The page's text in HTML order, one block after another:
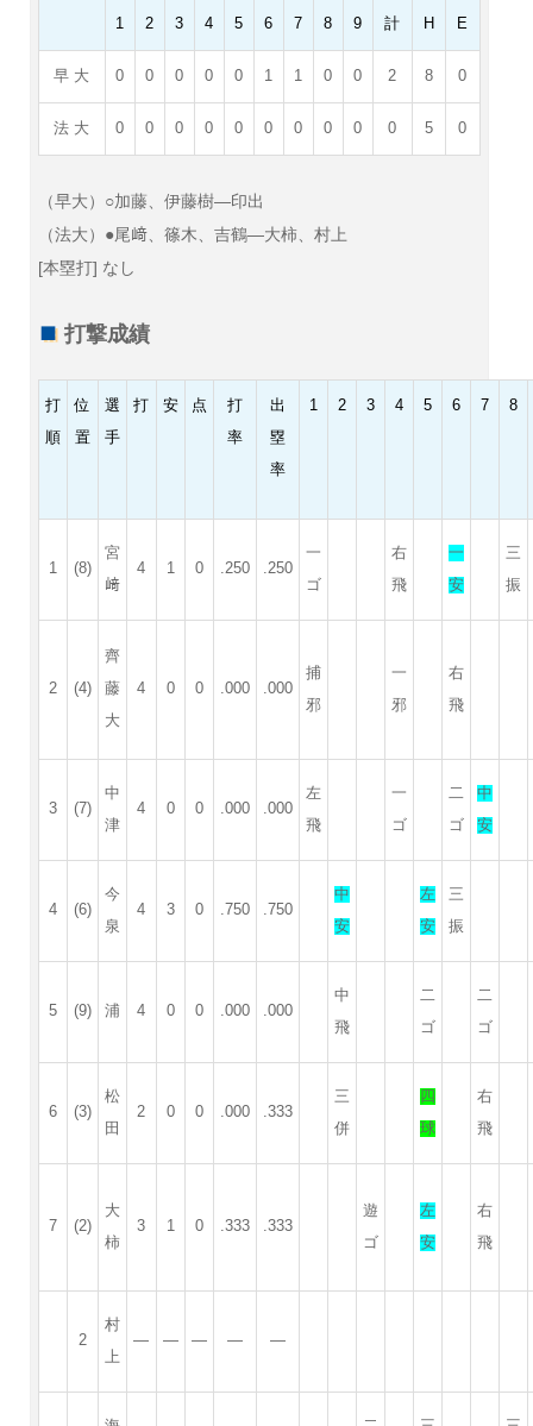
1 2 3 4 5 6 7 8 9 計 H E
早 大 0 0 0 0 0 1 1 0 0 2 8 0
法 大 0 0 0 0 0 0 0 0 0 0 5 0
（早大）○加藤、伊藤樹—印出
（法大）●尾﨑、篠木、吉鶴—大柿、村上
[本塁打] なし
打撃成績
打
順
位
置
選
手
打 安 点
打
率
出
塁
率
1 2 3 4 5 6 7 8
1 (8)
宮
﨑
4 1 0 .250 .250
一
ゴ
右
飛
一
安
三
振
2 (4)
齊
藤
大
4 0 0 .000 .000
捕
邪
一
邪
右
飛
3 (7)
中
津
4 0 0 .000 .000
左
飛
一
ゴ
二
ゴ
中
安
4 (6)
今
泉
4 3 0 .750 .750
中
安
左
安
三
振
5 (9) 浦 4 0 0 .000 .000
中
飛
二
ゴ
二
ゴ
6 (3)
松
田
2 0 0 .000 .333
三
併
四
球
右
飛
7 (2)
大
柿
3 1 0 .333 .333
遊
ゴ
左
安
右
飛
2
村
上
— — — — —